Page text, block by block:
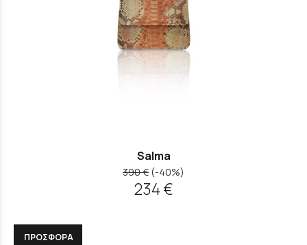
Salma
390 € (-40%)
234 €
ΠΡΟΣΦΟΡΑ